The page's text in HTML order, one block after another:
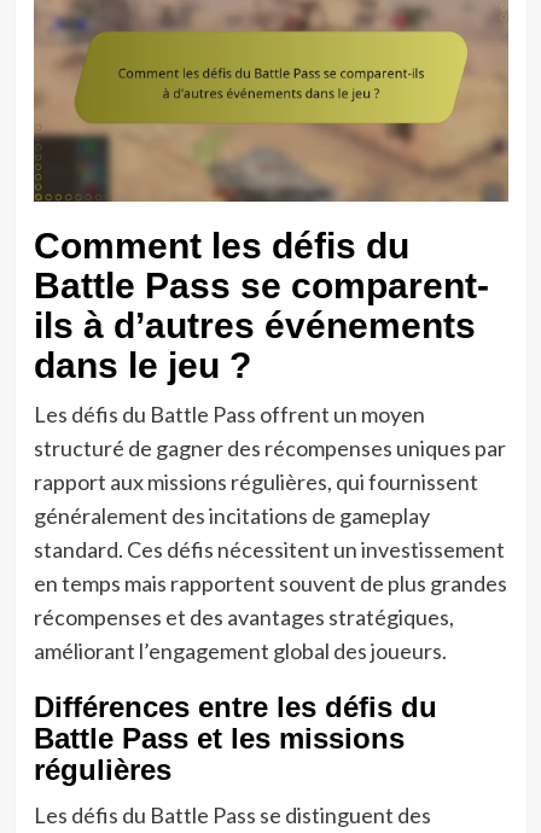
Comment les défis du
Battle Pass se comparent-
ils à d’autres événements
dans le jeu ?
Les défis du Battle Pass offrent un moyen
structuré de gagner des récompenses uniques par
rapport aux missions régulières, qui fournissent
généralement des incitations de gameplay
standard. Ces défis nécessitent un investissement
en temps mais rapportent souvent de plus grandes
récompenses et des avantages stratégiques,
améliorant l’engagement global des joueurs.
Différences entre les défis du
Battle Pass et les missions
régulières
Les défis du Battle Pass se distinguent des